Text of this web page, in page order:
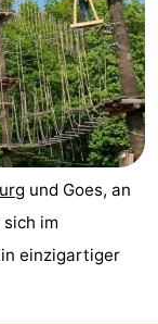
und Goes, an
im
einzigartiger